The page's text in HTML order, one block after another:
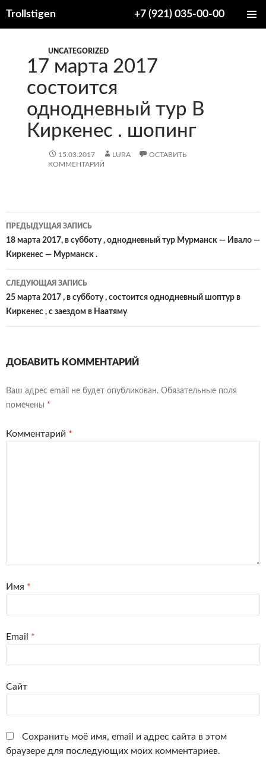
Trollstigen +7 (921) 035-00-00
СОДЕРЖИМОМУUNCATEGORIZED
17 марта 2017
состоится
однодневный тур В
Киркенес . шопинг
15.03.2017 LURA
ОСТАВИТЬ
КОММЕНТАРИЙ
Навигация
по
записям
ПРЕДЫДУЩАЯ ЗАПИСЬ
18 марта 2017, в субботу , однодневный тур Мурманск — Ивало —
Киркенес — Мурманск .
СЛЕДУЮЩАЯ ЗАПИСЬ
25 марта 2017 , в субботу , состоится однодневный шоптур в
Киркенес , с заездом в Наатяму
ДОБАВИТЬ КОММЕНТАРИЙ
Ваш адрес email не будет опубликован. Обязательные поля
помечены *
Комментарий *
Имя *
Email *
Сайт
Сохранить моё имя, email и адрес сайта в этом
браузере для последующих моих комментариев.